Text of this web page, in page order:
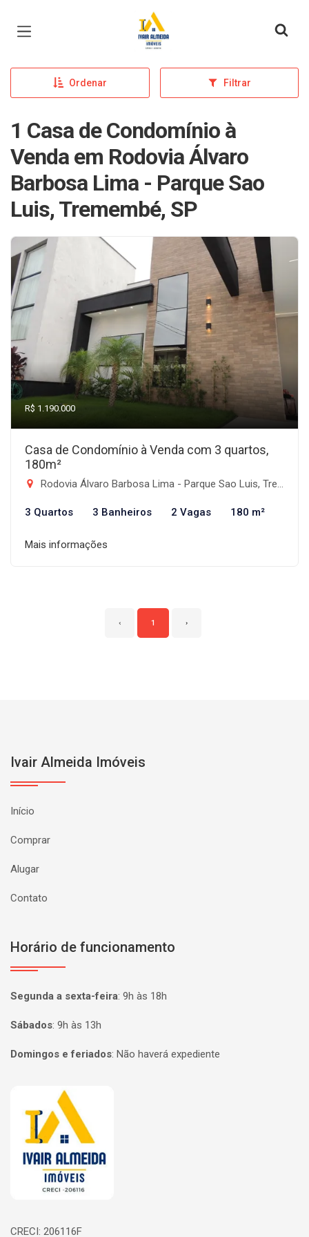
Página inicial
Ordenar Filtrar
1 Casa de Condomínio à
Venda em Rodovia Álvaro
Barbosa Lima - Parque Sao
Luis, Tremembé, SP
R$ 1.190.000
Casa de Condomínio à Venda com 3 quartos,
180m²
Rodovia Álvaro Barbosa Lima - Parque Sao Luis, Tremembé-SP
3 Quartos 3 Banheiros 2 Vagas 180 m²
Mais informações
‹ 1 ›
Ivair Almeida Imóveis
Início
Comprar
Alugar
Contato
Horário de funcionamento
Segunda a sexta-feira: 9h às 18h
Sábados: 9h às 13h
Domingos e feriados: Não haverá expediente
Página inicial
CRECI: 206116F